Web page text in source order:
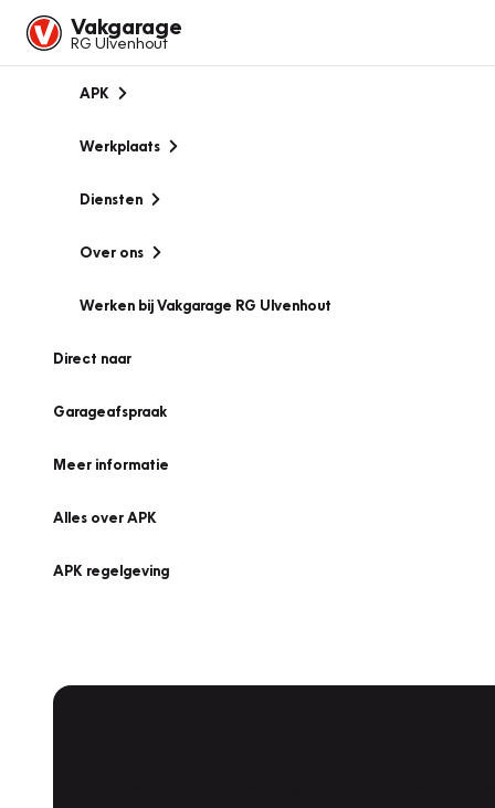
Vakgarage
RG Ulvenhout
APK
Werkplaats
Diensten
Over ons
Werken bij Vakgarage RG Ulvenhout
Direct naar
Garageafspraak
Meer informatie
Alles over APK
APK regelgeving